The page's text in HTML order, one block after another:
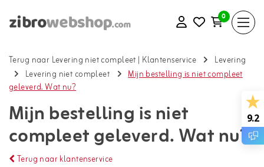
0
Terug naar Levering niet compleet | Klantenservice
Levering
Levering niet compleet
Mijn bestelling is niet compleet
geleverd. Wat nu?
Mijn bestelling is niet
compleet geleverd. Wat nu?
Terug naar klantenservice
9.2